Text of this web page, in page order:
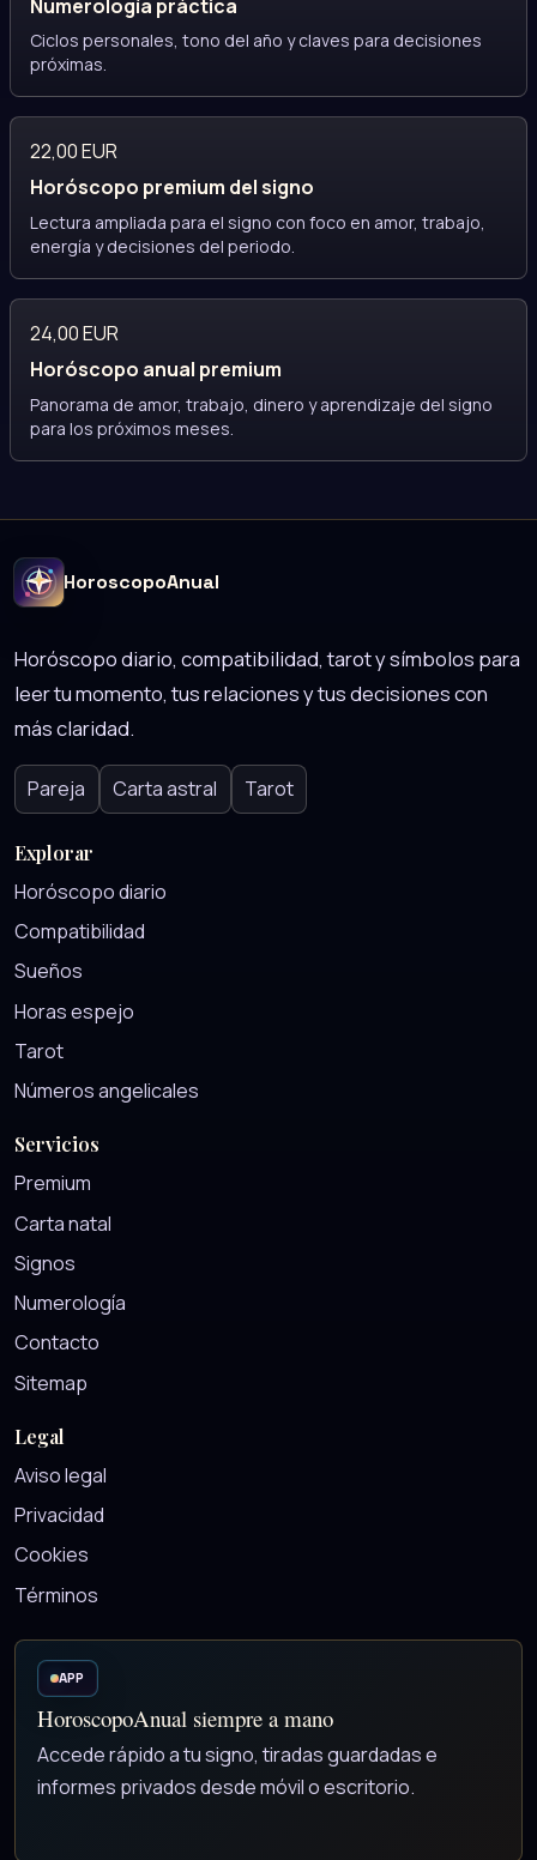
Numerología práctica
Ciclos personales, tono del año y claves para decisiones
próximas.
22,00 EUR
Horóscopo premium del signo
Lectura ampliada para el signo con foco en amor, trabajo,
energía y decisiones del periodo.
24,00 EUR
Horóscopo anual premium
Panorama de amor, trabajo, dinero y aprendizaje del signo
para los próximos meses.
HoroscopoAnual
Horóscopo diario, compatibilidad, tarot y símbolos para
leer tu momento, tus relaciones y tus decisiones con
más claridad.
Pareja Carta astral Tarot
Explorar
Horóscopo diario
Compatibilidad
Sueños
Horas espejo
Tarot
Números angelicales
Servicios
Premium
Carta natal
Signos
Numerología
Contacto
Sitemap
Legal
Aviso legal
Privacidad
Cookies
Términos
APP
HoroscopoAnual siempre a mano
Accede rápido a tu signo, tiradas guardadas e
informes privados desde móvil o escritorio.